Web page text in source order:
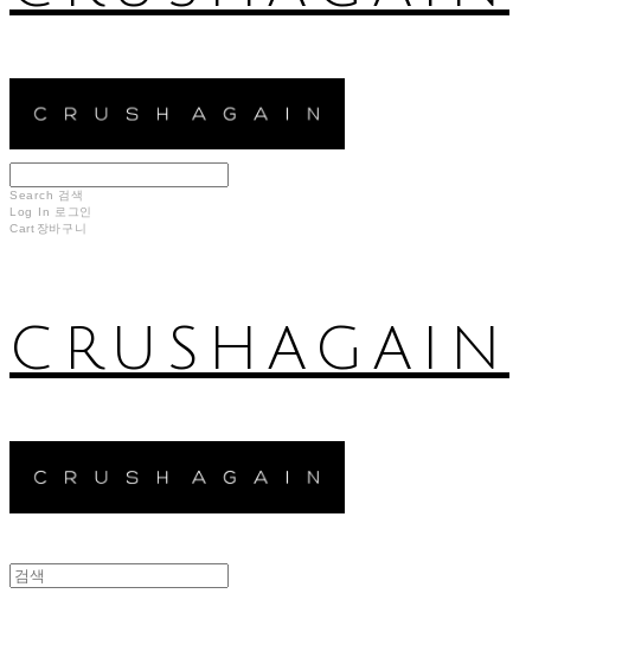
Search 검색
Log In
로그인
Cart 장바구니
CRUSHAGAIN